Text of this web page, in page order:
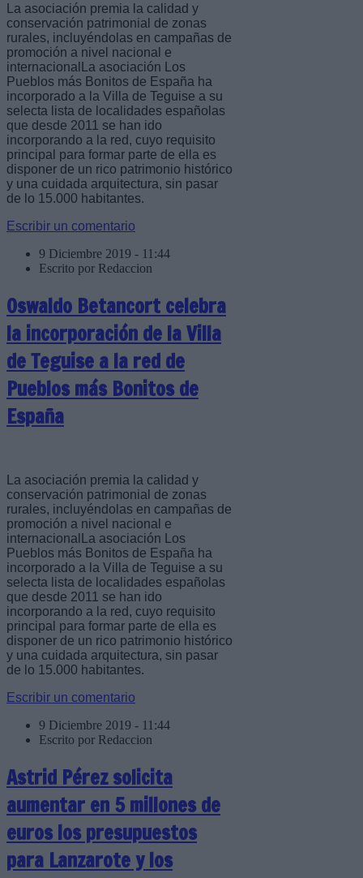
La asociación premia la calidad y
conservación patrimonial de zonas
rurales, incluyéndolas en campañas de
promoción a nivel nacional e
internacionalLa asociación Los
Pueblos más Bonitos de España ha
incorporado a la Villa de Teguise a su
selecta lista de localidades españolas
que desde 2011 se han ido
incorporando a la red, cuyo requisito
principal para formar parte de ella es
disponer de un rico patrimonio histórico
y una cuidada arquitectura, sin pasar
de lo 15.000 habitantes.
Escribir un comentario
9 Diciembre 2019 - 11:44
Escrito por Redaccion
Oswaldo Betancort celebra
la incorporación de la Villa
de Teguise a la red de
Pueblos más Bonitos de
España
La asociación premia la calidad y
conservación patrimonial de zonas
rurales, incluyéndolas en campañas de
promoción a nivel nacional e
internacionalLa asociación Los
Pueblos más Bonitos de España ha
incorporado a la Villa de Teguise a su
selecta lista de localidades españolas
que desde 2011 se han ido
incorporando a la red, cuyo requisito
principal para formar parte de ella es
disponer de un rico patrimonio histórico
y una cuidada arquitectura, sin pasar
de lo 15.000 habitantes.
Escribir un comentario
9 Diciembre 2019 - 11:44
Escrito por Redaccion
Astrid Pérez solicita
aumentar en 5 millones de
euros los presupuestos
para Lanzarote y los